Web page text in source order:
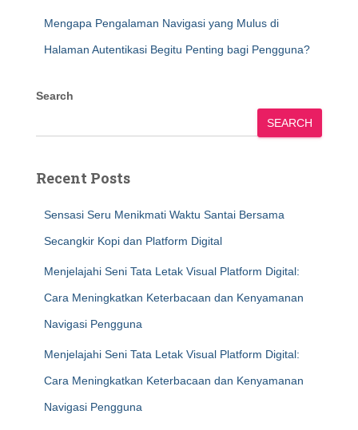
Mengapa Pengalaman Navigasi yang Mulus di
Halaman Autentikasi Begitu Penting bagi Pengguna?
Search
SEARCH
Recent Posts
Sensasi Seru Menikmati Waktu Santai Bersama
Secangkir Kopi dan Platform Digital
Menjelajahi Seni Tata Letak Visual Platform Digital:
Cara Meningkatkan Keterbacaan dan Kenyamanan
Navigasi Pengguna
Menjelajahi Seni Tata Letak Visual Platform Digital:
Cara Meningkatkan Keterbacaan dan Kenyamanan
Navigasi Pengguna